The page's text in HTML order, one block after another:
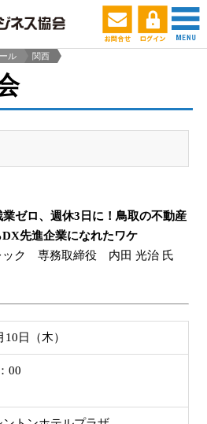
ル
関西
ゼロ、週休3日に！鳥取の不動産
先進企業になれたワケ
ック 専務取締役 内田 光治 氏
10日（木）
00